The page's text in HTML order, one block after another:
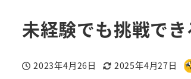
未経験でも挑戦で
投稿日
2023年4月26日
更新日
2025年4月27日